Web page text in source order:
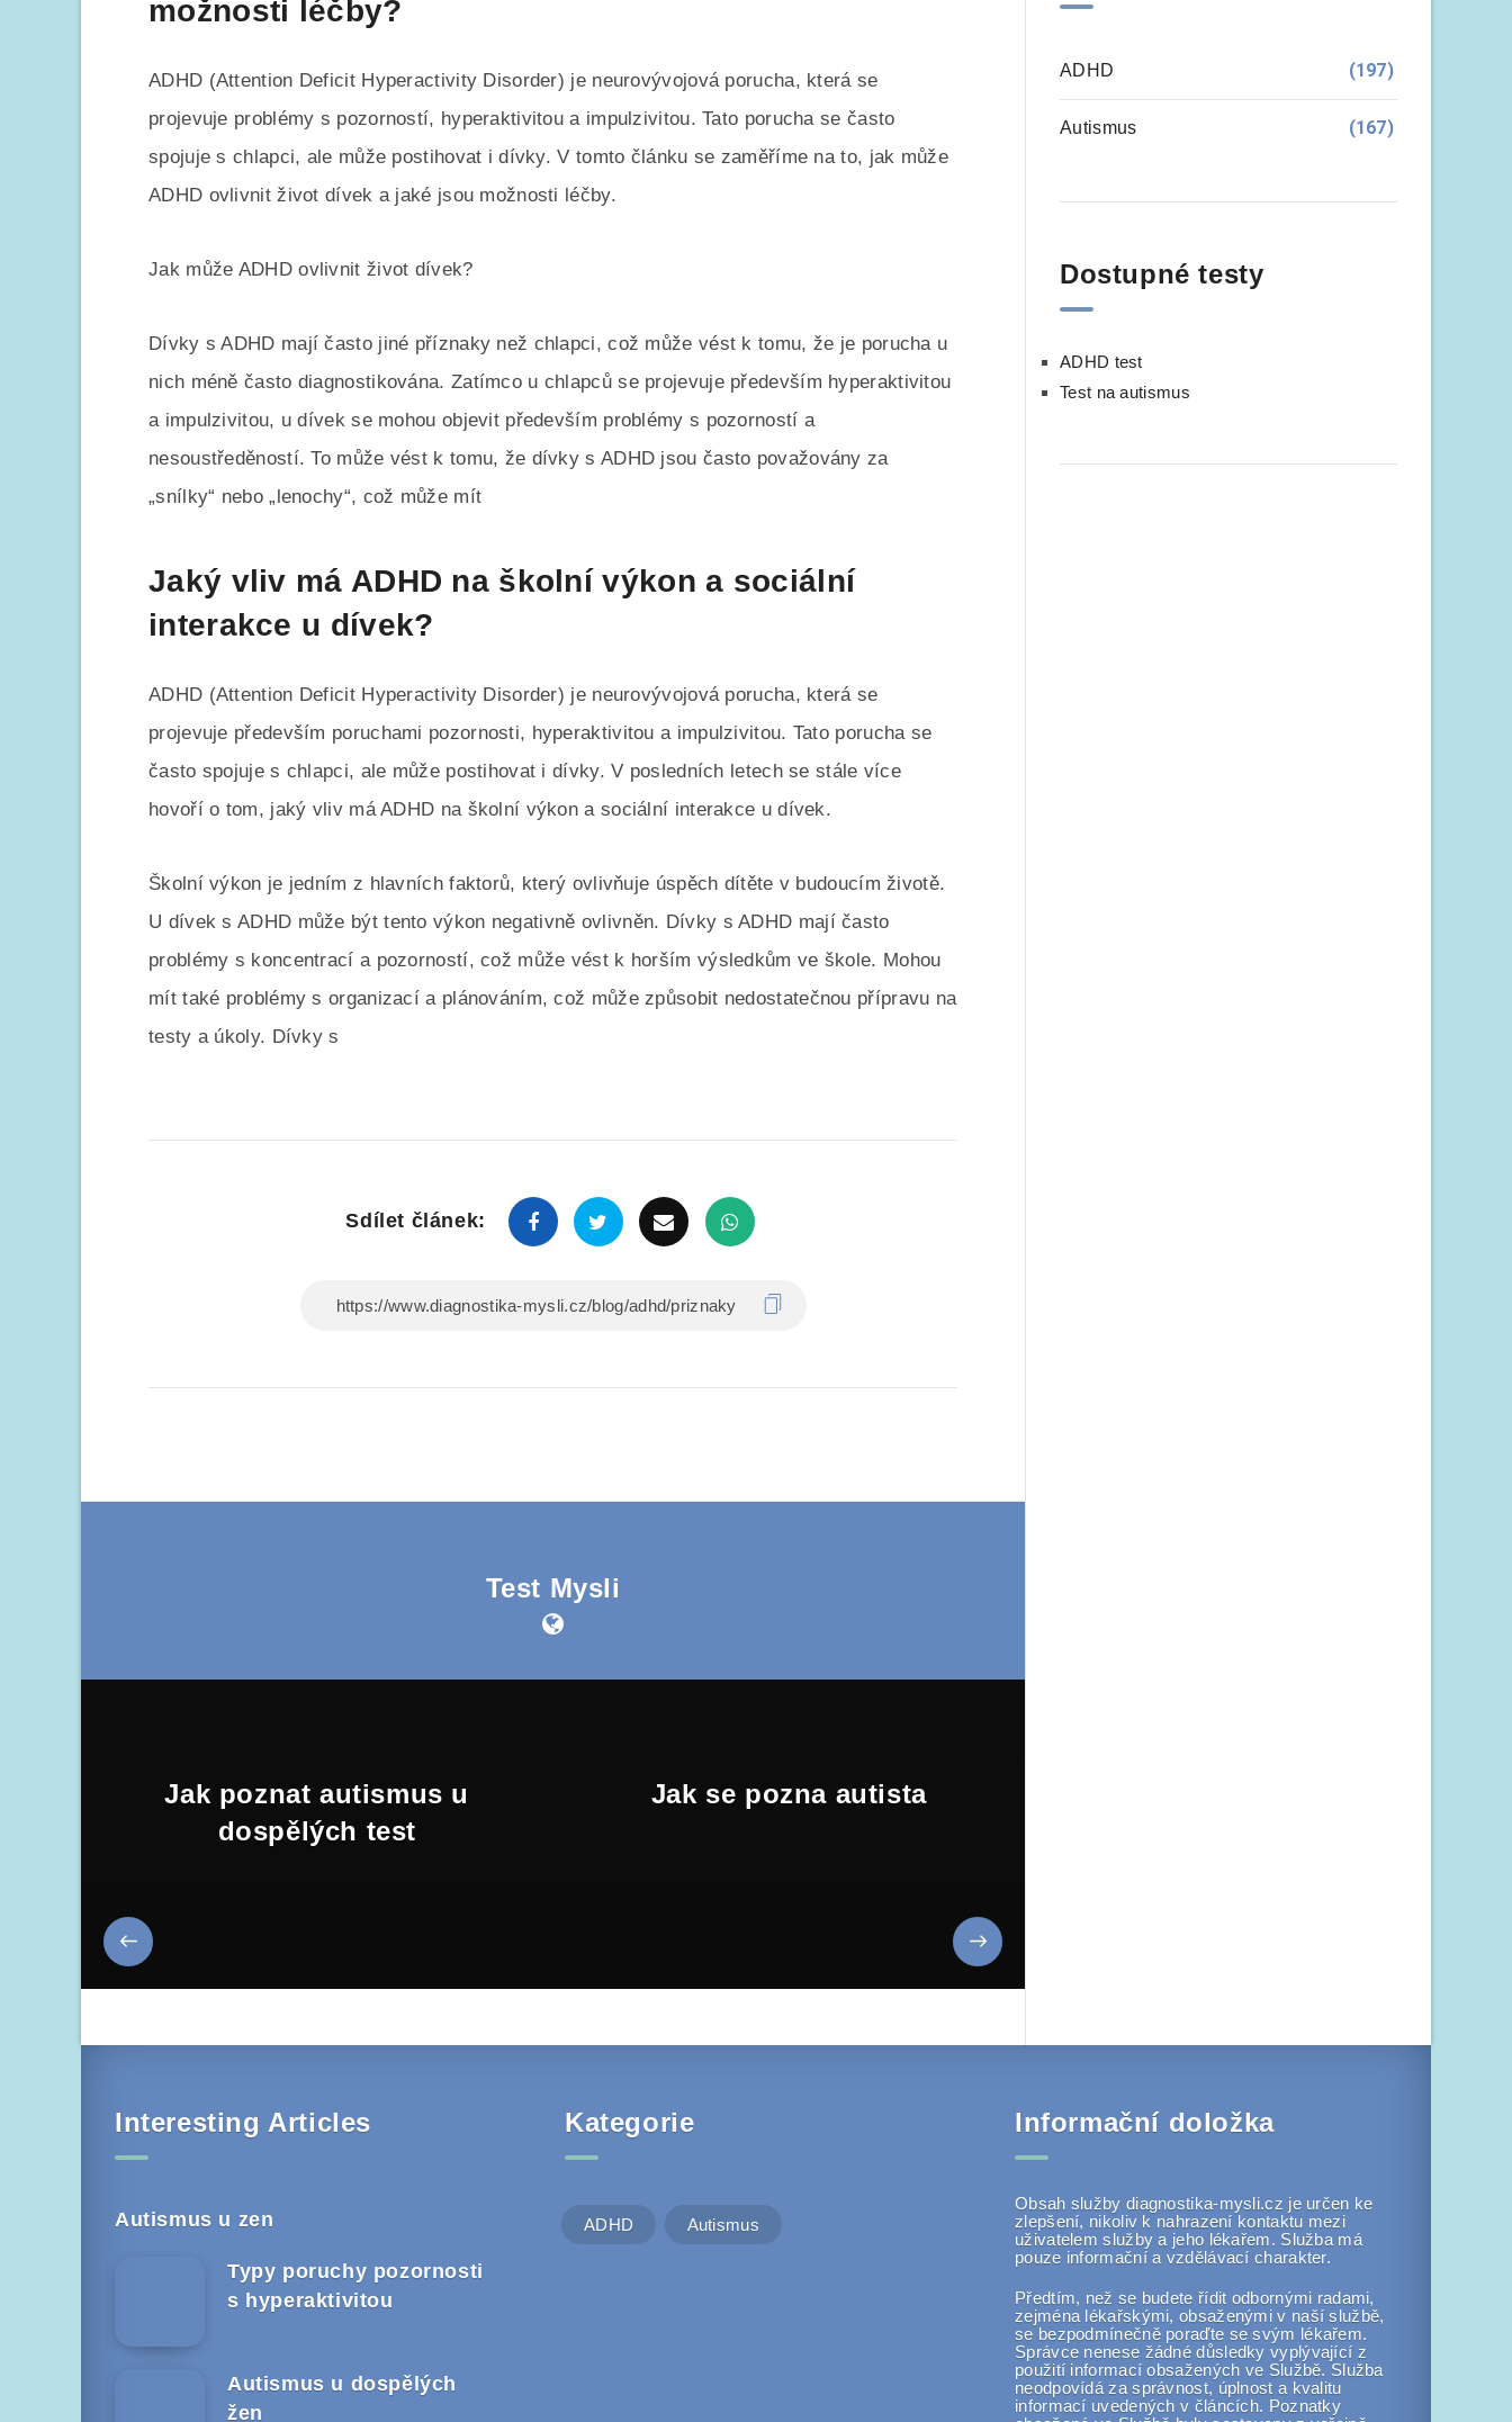
možnosti léčby?
ADHD (Attention Deficit Hyperactivity Disorder) je neurovývojová porucha, která se
projevuje problémy s pozorností, hyperaktivitou a impulzivitou. Tato porucha se často
spojuje s chlapci, ale může postihovat i dívky. V tomto článku se zaměříme na to, jak může
ADHD ovlivnit život dívek a jaké jsou možnosti léčby.
Jak může ADHD ovlivnit život dívek?
Dívky s ADHD mají často jiné příznaky než chlapci, což může vést k tomu, že je porucha u
nich méně často diagnostikována. Zatímco u chlapců se projevuje především hyperaktivitou
a impulzivitou, u dívek se mohou objevit především problémy s pozorností a
nesoustředěností. To může vést k tomu, že dívky s ADHD jsou často považovány za
„snílky“ nebo „lenochy“, což může mít
Jaký vliv má ADHD na školní výkon a sociální
interakce u dívek?
ADHD (Attention Deficit Hyperactivity Disorder) je neurovývojová porucha, která se
projevuje především poruchami pozornosti, hyperaktivitou a impulzivitou. Tato porucha se
často spojuje s chlapci, ale může postihovat i dívky. V posledních letech se stále více
hovoří o tom, jaký vliv má ADHD na školní výkon a sociální interakce u dívek.
Školní výkon je jedním z hlavních faktorů, který ovlivňuje úspěch dítěte v budoucím životě.
U dívek s ADHD může být tento výkon negativně ovlivněn. Dívky s ADHD mají často
problémy s koncentrací a pozorností, což může vést k horším výsledkům ve škole. Mohou
mít také problémy s organizací a plánováním, což může způsobit nedostatečnou přípravu na
testy a úkoly. Dívky s
Sdílet článek:
Test Mysli
Jak poznat autismus u
dospělých test
Jak se pozna autista
ADHD (197)
Autismus (167)
Dostupné testy
ADHD test
Test na autismus
Interesting Articles
Autismus u zen
Typy poruchy pozornosti
s hyperaktivitou
Autismus u dospělých
žen
Kategorie
ADHD Autismus
Informační doložka
Obsah služby diagnostika-mysli.cz je určen ke
zlepšení, nikoliv k nahrazení kontaktu mezi
uživatelem služby a jeho lékařem. Služba má
pouze informační a vzdělávací charakter.
Předtím, než se budete řídit odbornými radami,
zejména lékařskými, obsaženými v naší službě,
se bezpodmínečně poraďte se svým lékařem.
Správce nenese žádné důsledky vyplývající z
použití informací obsažených ve Službě. Služba
neodpovídá za správnost, úplnost a kvalitu
informací uvedených v článcích. Poznatky